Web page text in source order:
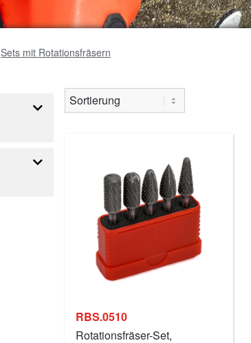
Sets mit Rotationsfräsern
RBS.0510
Rotationsfräser-Set,